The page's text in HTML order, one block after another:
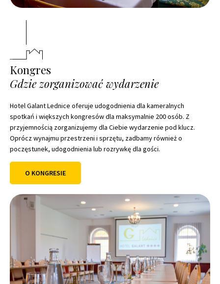
Kongres
Gdzie zorganizować wydarzenie
Hotel Galant Lednice oferuje udogodnienia dla kameralnych
spotkań i większych kongresów dla maksymalnie 200 osób. Z
przyjemnością zorganizujemy dla Ciebie wydarzenie pod klucz.
Oprócz wynajmu przestrzeni i sprzętu, zadbamy również o
poczęstunek, udogodnienia lub rozrywkę dla gości.
O KONGRESIE